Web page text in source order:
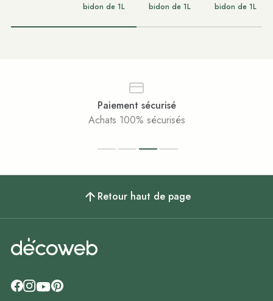
bidon de 1L
bidon de 1L
bidon de 1L
Retour haut de page